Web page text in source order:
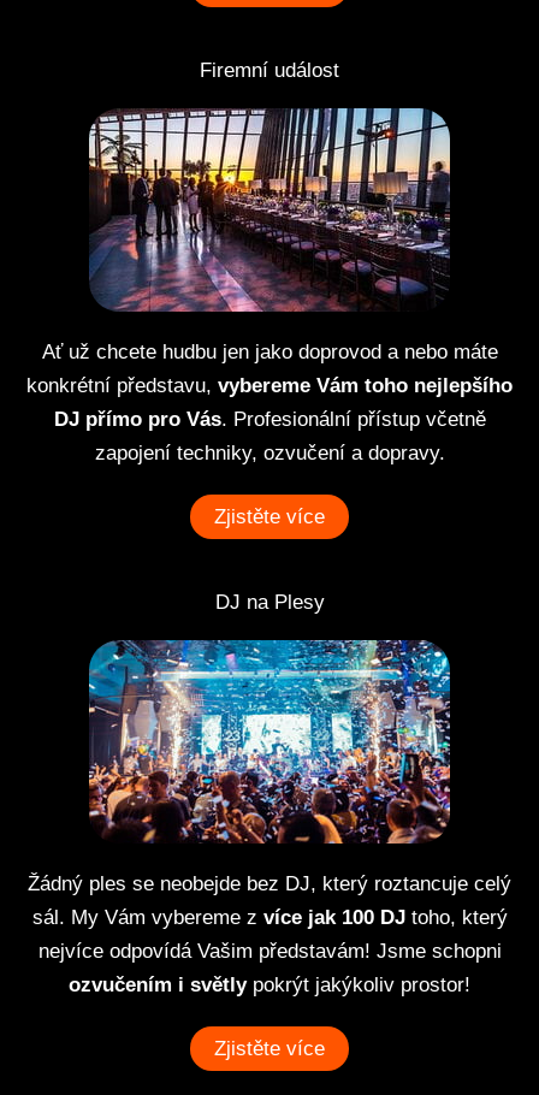
Firemní událost
Ať už chcete hudbu jen jako doprovod a nebo máte
konkrétní představu, vybereme Vám toho nejlepšího
DJ přímo pro Vás. Profesionální přístup včetně
zapojení techniky, ozvučení a dopravy.
Zjistěte více
DJ na Plesy
Žádný ples se neobejde bez DJ, který roztancuje celý
sál. My Vám vybereme z více jak 100 DJ toho, který
nejvíce odpovídá Vašim představám! Jsme schopni
ozvučením i světlypokrýt jakýkoliv prostor!
Zjistěte více